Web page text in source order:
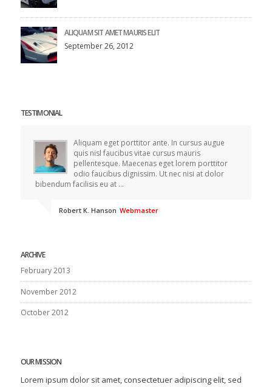
ALIQUAM SIT AMET MAURIS ELIT
September 26, 2012
TESTIMONIAL
Aliquam eget porttitor ante. In cursus augue
quis nisl faucibus vitae cursus mauris
pellentesque. Maecenas eget lorem porttitor
odio faucibus dignissim. Ut nec nisi at dolor
bibendum facilisis eu at ...
Robert K. Hanson Webmaster
ARCHIVE
February 2013
November 2012
October 2012
OUR MISSION
Lorem ipsum dolor sit amet, consectetuer adipiscing elit, sed